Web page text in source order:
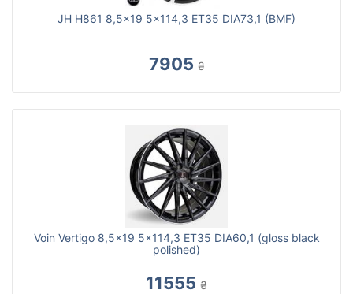
JH H861 8,5x19 5x114,3 ET35 DIA73,1 (BMF)
7905 ₴
Voin Vertigo 8,5x19 5x114,3 ET35 DIA60,1 (gloss black
polished)
11555 ₴